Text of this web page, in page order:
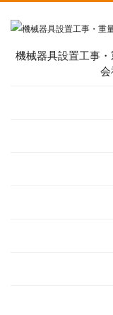
機械器具設置工事